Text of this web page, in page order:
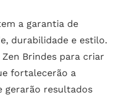
a garantia de
durabilidade e estilo.
Brindes para criar
fortalecerão a
gerarão resultados